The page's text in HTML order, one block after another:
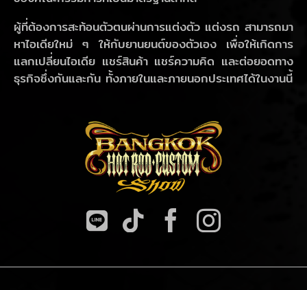
ผู้ที่ต้องการสะท้อนตัวตนผ่านการแต่งตัว แต่งรถ สามารถมา
หาไอเดียใหม่ ๆ ให้กับยานยนต์ของตัวเอง เพื่อให้เกิดการ
แลกเปลี่ยนไอเดีย แชร์สินค้า แชร์ความคิด และต่อยอดทาง
ธุรกิจซึ่งกันและกัน ทั้งภายในและภายนอกประเทศได้ในงานนี้